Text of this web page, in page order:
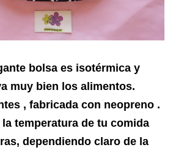
bolsa es isotérmica y
muy bien los alimentos.
, fabricada con neopreno .
la temperatura de tu comida
dependiendo claro de la